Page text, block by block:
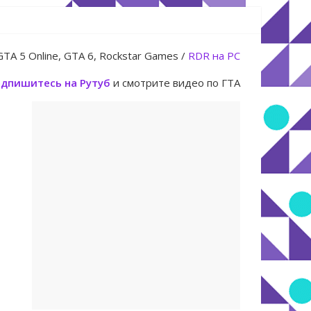
5 Online, GTA 6, Rockstar Games / RDR на PC
на Рутуб и смотрите видео по ГТА